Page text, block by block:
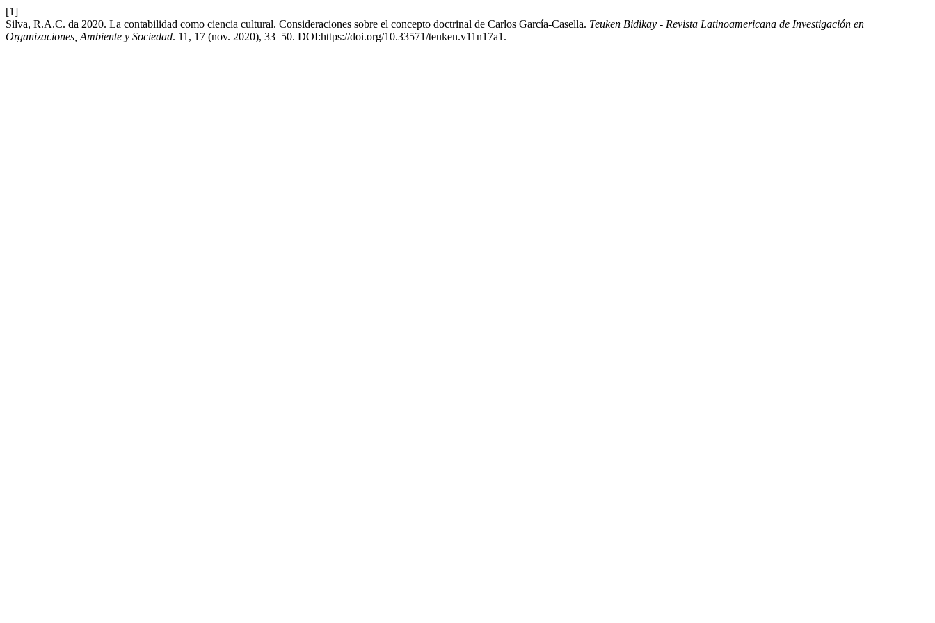
[1]
Silva, R.A.C. da 2020. La contabilidad como ciencia cultural. Consideraciones sobre el concepto doctrinal de Carlos García-Casella. Teuken Bidikay - Revista Latinoamericana de Investigación en
Organizaciones, Ambiente y Sociedad. 11, 17 (nov. 2020), 33–50. DOI:https://doi.org/10.33571/teuken.v11n17a1.